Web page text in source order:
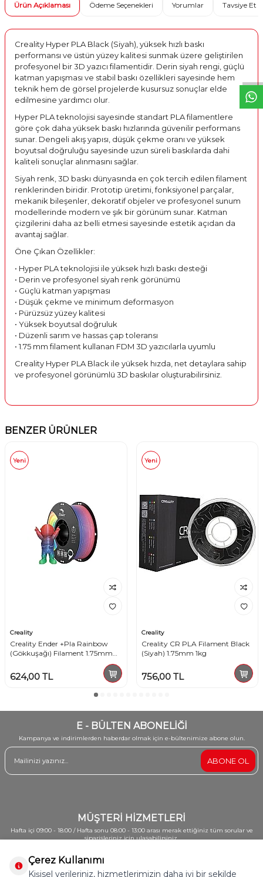
Ürün Açıklaması Ödeme Seçenekleri Yorumlar Tavsiye Et
Creality Hyper PLA Black (Siyah), yüksek hızlı baskı
performansı ve üstün yüzey kalitesi sunmak üzere geliştirilen
profesyonel bir 3D yazıcı filamentidir. Derin siyah rengi, güçlü
katman yapışması ve stabil baskı özellikleri sayesinde hem
teknik hem de görsel projelerde kusursuz sonuçlar elde
edilmesine yardımcı olur.
Hyper PLA teknolojisi sayesinde standart PLA filamentlere
göre çok daha yüksek baskı hızlarında güvenilir performans
sunar. Dengeli akış yapısı, düşük çekme oranı ve yüksek
boyutsal doğruluğu sayesinde uzun süreli baskılarda dahi
kaliteli sonuçlar alınmasını sağlar.
Siyah renk, 3D baskı dünyasında en çok tercih edilen filament
renklerinden biridir. Prototip üretimi, fonksiyonel parçalar,
mekanik bileşenler, dekoratif objeler ve profesyonel sunum
modellerinde modern ve şık bir görünüm sunar. Katman
çizgilerini daha az belli etmesi sayesinde estetik açıdan da
avantaj sağlar.
Öne Çıkan Özellikler:
• Hyper PLA teknolojisi ile yüksek hızlı baskı desteği
• Derin ve profesyonel siyah renk görünümü
• Güçlü katman yapışması
• Düşük çekme ve minimum deformasyon
• Pürüzsüz yüzey kalitesi
• Yüksek boyutsal doğruluk
• Düzenli sarım ve hassas çap toleransı
• 1.75 mm filament kullanan FDM 3D yazıcılarla uyumlu
Creality Hyper PLA Black ile yüksek hızda, net detaylara sahip
ve profesyonel görünümlü 3D baskılar oluşturabilirsiniz.
BENZER ÜRÜNLER
Yeni
Creality
Creality Ender +Pla Rainbow
(Gökkuşağı) Filament 1.75mm
624,00 TL
Yeni
Creality
Creality CR PLA Filament Black
(Siyah) 1.75mm 1kg
756,00TL
E - BÜLTEN ABONELİĞİ
Kampanya ve indirimlerden haberdar olmak için e-bültenimize abone olun.
ABONE OL
MÜŞTERİ HİZMETLERİ
Hafta içi 09:00 - 18:00 / Hafta sonu 08:00 - 13:00 arası merak ettiğiniz tüm sorular ve
siparişleriniz için ulaşabilirsiniz.
0212 213 62 82 - 0542 652 08 01
Çerez Kullanımı
Kişisel verileriniz, hizmetlerimizin daha iyi bir şekilde